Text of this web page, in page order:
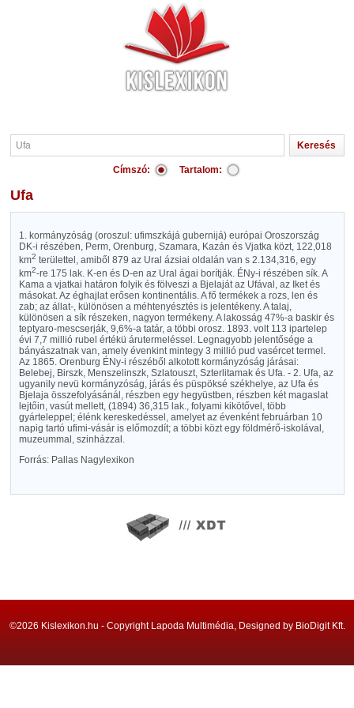
Címszó: Tartalom:
Ufa
1. kormányzóság (oroszul: ufimszkájá gubernijá) európai Oroszország
DK-i részében, Perm, Orenburg, Szamara, Kazán és Vjatka közt, 122,018
km2 területtel, amiből 879 az Ural ázsiai oldalán van s 2.134,316, egy
km2-re 175 lak. K-en és D-en az Ural ágai borítják. ÉNy-i részében sík. A
Kama a vjatkai határon folyik és fölveszi a Bjelaját az Ufával, az Iket és
másokat. Az éghajlat erősen kontinentális. A fő termékek a rozs, len és
zab; az állat-, különösen a méhtenyésztés is jelentékeny. A talaj,
különösen a sík részeken, nagyon termékeny. A lakosság 47%-a baskir és
teptyaro-mescserják, 9,6%-a tatár, a többi orosz. 1893. volt 113 ipartelep
évi 7,7 millió rubel értékü árutermeléssel. Legnagyobb jelentősége a
bányászatnak van, amely évenkint mintegy 3 millió pud vasércet termel.
Az 1865. Orenburg ÉNy-i részéből alkotott kormányzóság járásai:
Belebej, Birszk, Menszelinszk, Szlatouszt, Szterlitamak és Ufa. - 2. Ufa, az
ugyanily nevü kormányzóság, járás és püspöksé székhelye, az Ufa és
Bjelaja összefolyásánál, részben egy hegyüstben, részben két magaslat
lejtőin, vasút mellett, (1894) 36,315 lak., folyami kikötővel, több
gyárteleppel; élénk kereskedéssel, amelyet az évenként februárban 10
napig tartó ufimi-vásár is előmozdít; a többi közt egy földmérő-iskolával,
muzeummal, szinházzal.
Forrás: Pallas Nagylexikon
©2026 Kislexikon.hu - Copyright Lapoda Multimédia, Designed by BioDigit Kft.